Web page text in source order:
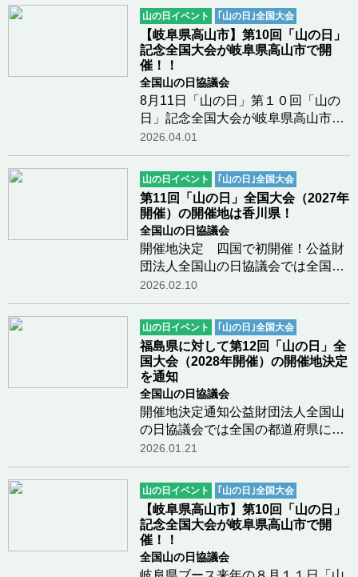
ほぼ中央に位置し、北アルプスなど
山地が多い地形県土の約8割以上が
森林で、都道府県別…つづきを読む
山の日イベント ｢山の日｣全国大会
【岐阜県高山市】第10回「山の日」
記念全国大会が岐阜県高山市で開
催！！
全国山の日協議会
8月11日「山の日」第１０回「山の
日」記念全国大会が岐阜県高山市で
開催されます。どうぞよろしくお願
いいたします。岐阜県は、日本のほ
ぼ中央に位置し、「岐阜県民の歌」
で「岐阜は木の国山の国」と謳わ
れ、全国第二位の森…つづきを読む
2026.04.01
山の日イベント ｢山の日｣全国大会
第11回「山の日」全国大会（2027年
開催）の開催地は香川県！
全国山の日協議会
開催地決定 四国で初開催！公益財
団法人全国山の日協議会では全国の
都道府県に対して「山の日」全国大
会の開催地への立候補を募っており
ましたが、本年1月8日、香川県より
開催地立候補の意向が示されまし
た。これに対し本…つづきを読む
2026.02.10
山の日イベント ｢山の日｣全国大会
福島県に対して第12回「山の日」全
国大会（2028年開催）の開催地決定
を通知
全国山の日協議会
開催地決定通知公益財団法人全国山
の日協議会では全国の都道府県に対
して「山の日」全国大会の開催地へ
の立候補を募っておりましたが、昨
年12月12日、福島県より開催地立候
補の意向が示されました。これに対
し本会では、202…つづきを読む
2026.01.21
山の日イベント ｢山の日｣全国大会
【岐阜県高山市】第10回「山の日」
記念全国大会が岐阜県高山市で開
催！！
全国山の日協議会